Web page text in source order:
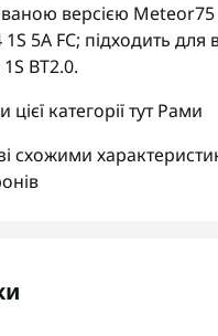
версією
1S 5A FC; підходить
BT2.0.
цієї категорії тутРами
схожими